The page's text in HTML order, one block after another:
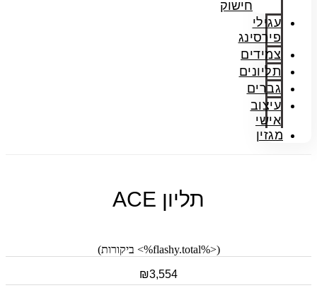
חישוק
עגילי
פירסינג
צמידים
תליונים
גברים
עיצוב
אישי
מגזין
תליון ACE
(<%flashy.total%> ביקורות)
₪3,554